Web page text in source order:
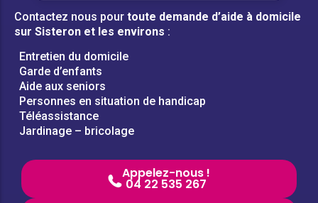
Contactez nous pour toute demande d’aide à domicile
sur Sisteron et les environs :
Entretien du domicile
Garde d’enfants
Aide aux seniors
Personnes en situation de handicap
Téléassistance
Jardinage – bricolage
Appelez-nous !
04 22 535 267